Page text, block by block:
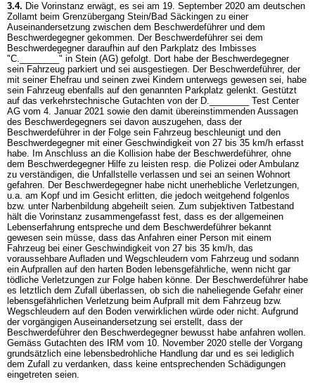
3.4. Die Vorinstanz erwägt, es sei am 19. September 2020 am deutschen
Zollamt beim Grenzübergang Stein/Bad Säckingen zu einer
Auseinandersetzung zwischen dem Beschwerdeführer und dem
Beschwerdegegner gekommen. Der Beschwerdeführer sei dem
Beschwerdegegner daraufhin auf den Parkplatz des Imbisses
"C.________" in Stein (AG) gefolgt. Dort habe der Beschwerdegegner
sein Fahrzeug parkiert und sei ausgestiegen. Der Beschwerdeführer, der
mit seiner Ehefrau und seinen zwei Kindern unterwegs gewesen sei, habe
sein Fahrzeug ebenfalls auf den genannten Parkplatz gelenkt. Gestützt
auf das verkehrstechnische Gutachten von der D.________ Test Center
AG vom 4. Januar 2021 sowie den damit übereinstimmenden Aussagen
des Beschwerdegegners sei davon auszugehen, dass der
Beschwerdeführer in der Folge sein Fahrzeug beschleunigt und den
Beschwerdegegner mit einer Geschwindigkeit von 27 bis 35 km/h erfasst
habe. Im Anschluss an die Kollision habe der Beschwerdeführer, ohne
dem Beschwerdegegner Hilfe zu leisten resp. die Polizei oder Ambulanz
zu verständigen, die Unfallstelle verlassen und sei an seinen Wohnort
gefahren. Der Beschwerdegegner habe nicht unerhebliche Verletzungen,
u.a. am Kopf und im Gesicht erlitten, die jedoch weitgehend folgenlos
bzw. unter Narbenbildung abgeheilt seien. Zum subjektiven Tatbestand
hält die Vorinstanz zusammengefasst fest, dass es der allgemeinen
Lebenserfahrung entspreche und dem Beschwerdeführer bekannt
gewesen sein müsse, dass das Anfahren einer Person mit einem
Fahrzeug bei einer Geschwindigkeit von 27 bis 35 km/h, das
voraussehbare Aufladen und Wegschleudern vom Fahrzeug und sodann
ein Aufprallen auf den harten Boden lebensgefährliche, wenn nicht gar
tödliche Verletzungen zur Folge haben könne. Der Beschwerdeführer habe
es letztlich dem Zufall überlassen, ob sich die naheliegende Gefahr einer
lebensgefährlichen Verletzung beim Aufprall mit dem Fahrzeug bzw.
Wegschleudern auf den Boden verwirklichen würde oder nicht. Aufgrund
der vorgängigen Auseinandersetzung sei erstellt, dass der
Beschwerdeführer den Beschwerdegegner bewusst habe anfahren wollen.
Gemäss Gutachten des IRM vom 10. November 2020 stelle der Vorgang
grundsätzlich eine lebensbedrohliche Handlung dar und es sei lediglich
dem Zufall zu verdanken, dass keine entsprechenden Schädigungen
eingetreten seien.